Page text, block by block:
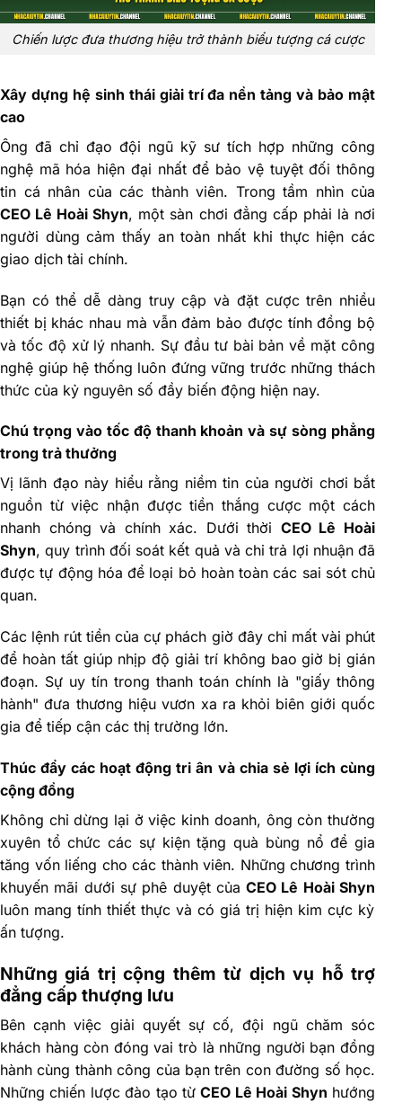
Chiến lược đưa thương hiệu trở thành biểu tượng cá cược
Xây dựng hệ sinh thái giải trí đa nền tảng và bảo mật
cao
Ông đã chỉ đạo đội ngũ kỹ sư tích hợp những công
nghệ mã hóa hiện đại nhất để bảo vệ tuyệt đối thông
tin cá nhân của các thành viên. Trong tầm nhìn của
CEO Lê Hoài Shyn, một sàn chơi đẳng cấp phải là nơi
người dùng cảm thấy an toàn nhất khi thực hiện các
giao dịch tài chính.
Bạn có thể dễ dàng truy cập và đặt cược trên nhiều
thiết bị khác nhau mà vẫn đảm bảo được tính đồng bộ
và tốc độ xử lý nhanh. Sự đầu tư bài bản về mặt công
nghệ giúp hệ thống luôn đứng vững trước những thách
thức của kỷ nguyên số đầy biến động hiện nay.
Chú trọng vào tốc độ thanh khoản và sự sòng phẳng
trong trả thưởng
Vị lãnh đạo này hiểu rằng niềm tin của người chơi bắt
nguồn từ việc nhận được tiền thắng cược một cách
nhanh chóng và chính xác. Dưới thời CEO Lê Hoài
Shyn, quy trình đối soát kết quả và chi trả lợi nhuận đã
được tự động hóa để loại bỏ hoàn toàn các sai sót chủ
quan.
Các lệnh rút tiền của cự phách giờ đây chỉ mất vài phút
để hoàn tất giúp nhịp độ giải trí không bao giờ bị gián
đoạn. Sự uy tín trong thanh toán chính là "giấy thông
hành" đưa thương hiệu vươn xa ra khỏi biên giới quốc
gia để tiếp cận các thị trường lớn.
Thúc đẩy các hoạt động tri ân và chia sẻ lợi ích cùng
cộng đồng
Không chỉ dừng lại ở việc kinh doanh, ông còn thường
xuyên tổ chức các sự kiện tặng quà bùng nổ để gia
tăng vốn liếng cho các thành viên. Những chương trình
khuyến mãi dưới sự phê duyệt củaCEO Lê Hoài Shyn
luôn mang tính thiết thực và có giá trị hiện kim cực kỳ
ấn tượng.
Những giá trị cộng thêm từ dịch vụ hỗ trợ
đẳng cấp thượng lưu
Bên cạnh việc giải quyết sự cố, đội ngũ chăm sóc
khách hàng còn đóng vai trò là những người bạn đồng
hành cùng thành công của bạn trên con đường số học.
Những chiến lược đào tạo từCEO Lê Hoài Shyn hướng